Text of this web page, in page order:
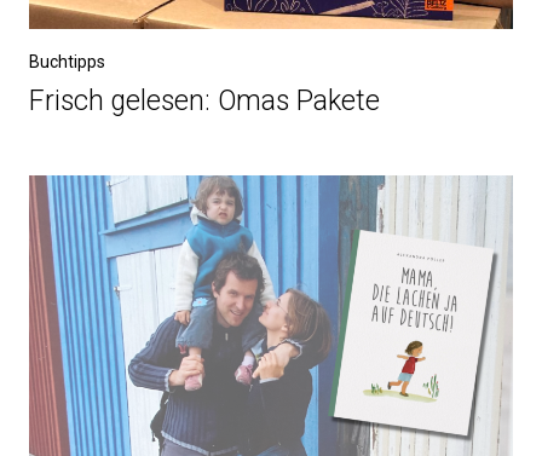
Buchtipps
Frisch gelesen: Omas Pakete